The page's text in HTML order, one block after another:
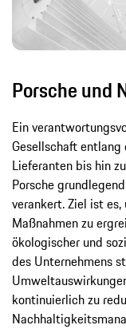
Porsche und
Ein
Gesellschaft
Lieferanten bis hin
Porsche
verankert. Ziel ist
Maßnahmen zu
ökologischer und
des Unternehmens
kontinuierlich zu